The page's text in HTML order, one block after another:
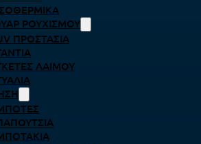
ΡΟΥΧΙΣΜΟΎ
ΠΡΟΣΤΑΣΊΑ
ΛΑΊΜΟΥ